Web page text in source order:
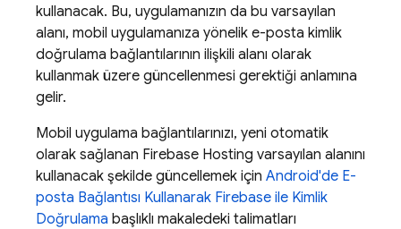
kullanacak. Bu, uygulamanızın da bu varsayılan
alanı, mobil uygulamanıza yönelik e-posta kimlik
doğrulama bağlantılarının ilişkili alanı olarak
kullanmak üzere güncellenmesi gerektiği anlamına
gelir.
Mobil uygulama bağlantılarınızı, yeni otomatik
olarak sağlanan Firebase Hosting varsayılan alanını
kullanacak şekilde güncellemek için Android'de E-
posta Bağlantısı Kullanarak Firebase ile Kimlik
Doğrulama başlıklı makaledeki talimatları